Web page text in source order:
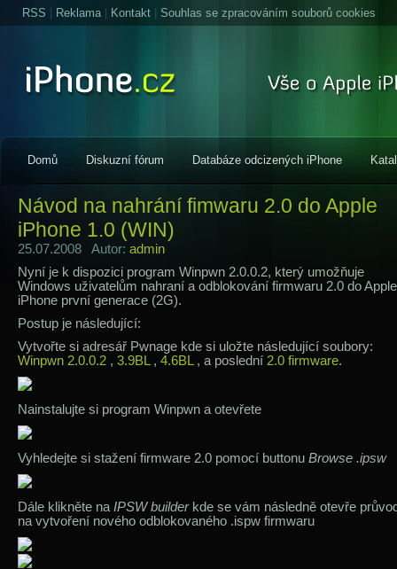
RSS Reklama| Kontakt Souhlas se zpracováním souborů cookies
Domů Diskuzní fórum Databáze odcizených iPhone
Návod na nahrání fimwaru 2.0 do Apple
iPhone 1.0 (WIN)
25.07.2008 Autor: admin
Nyní je k dispozici program Winpwn 2.0.0.2, který umožňuje
Windows uživatelům nahraní a odblokování firmwaru 2.0 do Apple
iPhone první generace (2G).
Postup je následující:
Vytvořte si adresář Pwnage kde si uložte následující soubory:
Winpwn 2.0.0.2 , 3.9BL , 4.6BL , a poslední 2.0 firmware.
Nainstalujte si program Winpwn a otevřete
Vyhledejte si stažení firmware 2.0 pomocí buttonu Browse .ipsw
Dále klikněte na IPSW builderkde se vám následně otevře
na vytvoření nového odblokovaného .ispw firmwaru